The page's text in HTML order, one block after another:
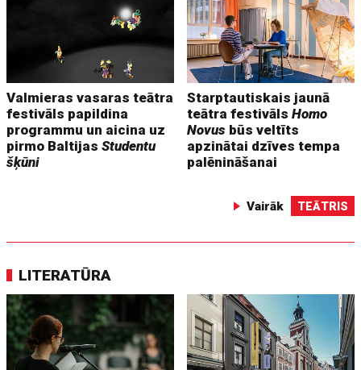
Valmieras vasaras teātra
festivāls papildina
programmu un aicina uz
pirmo BaltijasStudentu
šķūni
Starptautiskais jaunā
teātra festivālsHomo
Novus būs veltīts
apzinātai dzīves tempa
palēnināšanai
Vairāk TEĀTRIS
LITERATŪRA